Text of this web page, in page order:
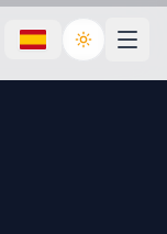
Toggle